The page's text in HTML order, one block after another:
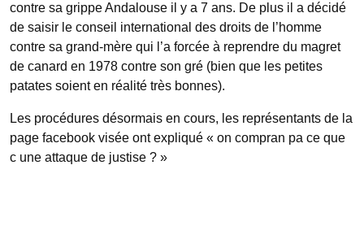
contre sa grippe Andalouse il y a 7 ans. De plus il a décidé
de saisir le conseil international des droits de l’homme
contre sa grand-mère qui l’a forcée à reprendre du magret
de canard en 1978 contre son gré (bien que les petites
patates soient en réalité très bonnes).
Les procédures désormais en cours, les représentants de la
page facebook visée ont expliqué « on compran pa ce que
c une attaque de justise ? »